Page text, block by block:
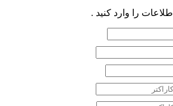
اطلاعات را وارد کنید .